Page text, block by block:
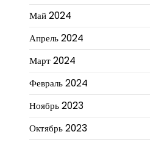
Май 2024
Апрель 2024
Март 2024
Февраль 2024
Ноябрь 2023
Октябрь 2023